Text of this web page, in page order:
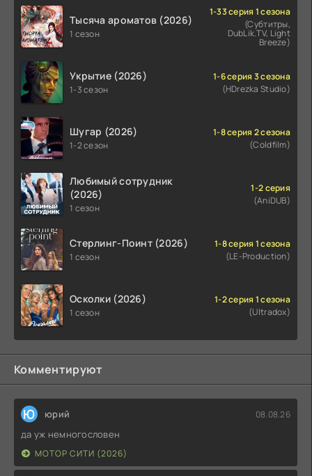
Тысяча ароматов (2026)
1 сезон
1-33 серия 1 сезона
(Субтитры,
DubLik.TV, Light
Breeze)
Укрытие (2026)
1-3 сезон
1-6 серия 3 сезона
(HDrezka Studio)
Шугар (2026)
1-2 сезон
1-8 серия 2 сезона
(Coldfilm)
Любимый сотрудник
(2026)
1 сезон
1-2 серия
(AniDUB)
Стерлинг-Поинт (2026)
1 сезон
1-8 серия 1 сезона
(LE-Production)
Осколки (2026)
1 сезон
1-2 серия 1 сезона
(Ultradox)
Комментируют
Ю юрий 08.08.26
да уж немногословен
МОТОР СИТИ (2026)